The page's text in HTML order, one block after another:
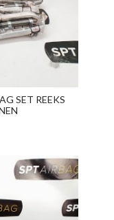
SET REEKS